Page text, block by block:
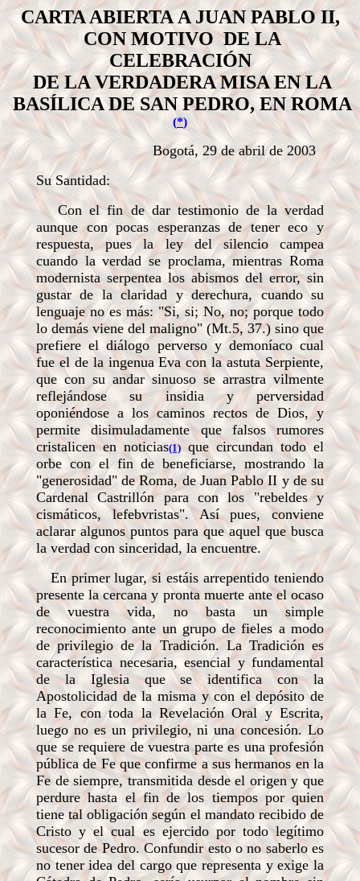
CARTA ABIERTAAJUAN PABLO II,
CON MOTIVO DE LA
CELEBRACIÓN
DE LA VERDADERA MISA EN LA
BASÍLICA DE SAN PEDRO, EN ROMA
(*)
Bogotá, 29 de abril de 2003
Su Santidad:
Con el fin de dar testimonio de la verdad
aunque con pocas esperanzas de tener eco y
respuesta, pues la ley del silencio campea
cuando la verdad se proclama, mientras Roma
modernista serpentea los abismos del error, sin
gustar de la claridad y derechura, cuando su
lenguaje no es más: "Si, si; No, no; porque todo
lo demás viene del maligno" (Mt.5, 37.) sino que
prefiere el diálogo perverso y demoníaco cual
fue el de la ingenua Eva con la astuta Serpiente,
que con su andar sinuoso se arrastra vilmente
reflejándose su insidia y perversidad
oponiéndose a los caminos rectos de Dios, y
permite disimuladamente que falsos rumores
cristalicen en noticias(1)que circundan todo el
orbe con el fin de beneficiarse, mostrando la
"generosidad" de Roma, de Juan Pablo II y de su
Cardenal Castrillón para con los "rebeldes y
cismáticos, lefebvristas". Así pues, conviene
aclarar algunos puntos para que aquel que busca
la verdad con sinceridad, la encuentre.
En primer lugar, si estáis arrepentido teniendo
presente la cercana y pronta muerte ante el ocaso
de vuestra vida, no basta un simple
reconocimiento ante un grupo de fieles a modo
de privilegio de la Tradición. La Tradición es
característica necesaria, esencial y fundamental
de la Iglesia que se identifica con la
Apostolicidad de la misma y con el depósito de
la Fe, con toda la Revelación Oral y Escrita,
luego no es un privilegio, ni una concesión. Lo
que se requiere de vuestra parte es una profesión
pública de Fe que confirme a sus hermanos en la
Fe de siempre, transmitida desde el origen y que
perdure hasta el fin de los tiempos por quien
tiene tal obligación según el mandato recibido de
Cristo y el cual es ejercido por todo legítimo
sucesor de Pedro. Confundir esto o no saberlo es
no tener idea del cargo que representa y exige la